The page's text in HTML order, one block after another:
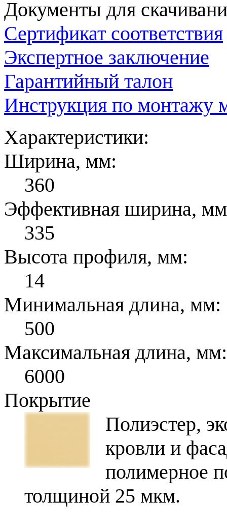
Документы для
Сертификат соответствия
Экспертное заключение
Гарантийный талон
Инструкция по монтажу
Характеристики:
Ширина, мм:
360
Эффективная ширина,
335
Высота профиля, мм:
14
Минимальная длина, мм:
500
Максимальная длина, мм:
6000
Покрытие
Полиэстер,
кровли и
полимерное
толщиной 25 мкм.